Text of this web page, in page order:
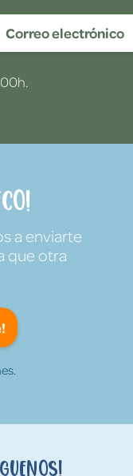
Correo electrónico
a enviarte
que otra